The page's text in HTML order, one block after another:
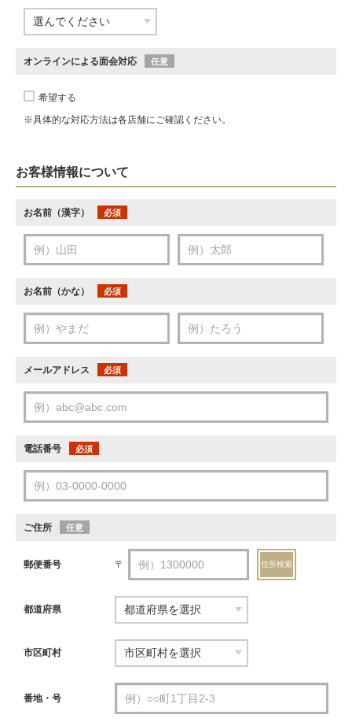
オンラインによる面会対応 任意
希望する
※具体的な対応方法は各店舗にご確認ください。
お客様情報について
お名前（漢字） 必須
お名前（かな） 必須
メールアドレス 必須
電話番号 必須
ご住所 任意
郵便番号 〒 住所検索
都道府県
市区町村
番地・号